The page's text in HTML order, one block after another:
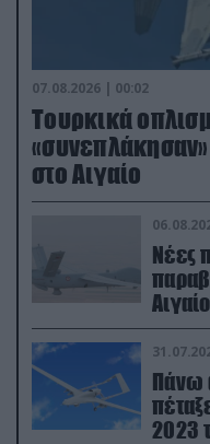
07.08.2026 | 00:02
Τουρκικά
στο Αιγαίο
Νέες
Πάνω
2023